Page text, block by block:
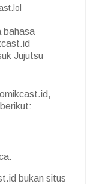
bahasa
Jujutsu
bukan situs